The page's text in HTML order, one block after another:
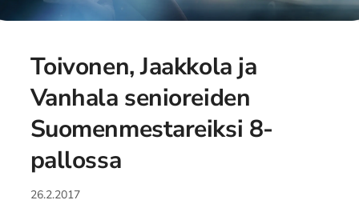
Toivonen, Jaakkola ja
Vanhala senioreiden
Suomenmestareiksi 8-
pallossa
26.2.2017